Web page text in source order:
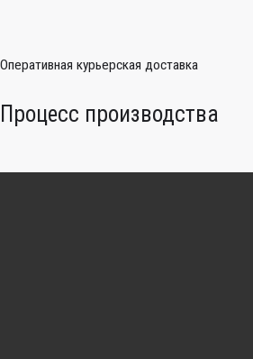
Оперативная курьерская доставка
Процесс производства